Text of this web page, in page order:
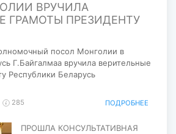
ВРУЧИЛА
ГРАМОТЫ ПРЕЗИДЕНТУ
посол Монголии в
Г.Байгалмаа вручила верительные
Республики Беларусь
285 ПОДРОБНЕЕ
ПРОШЛА КОНСУЛЬТАТИВНАЯ